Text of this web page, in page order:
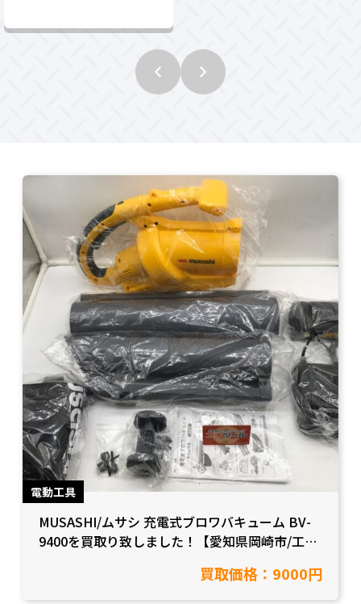
電動工具
MUSASHI/ムサシ 充電式ブロワバキューム BV-
9400を買取り致しました！【愛知県岡崎市/工具
買取価格：9000円